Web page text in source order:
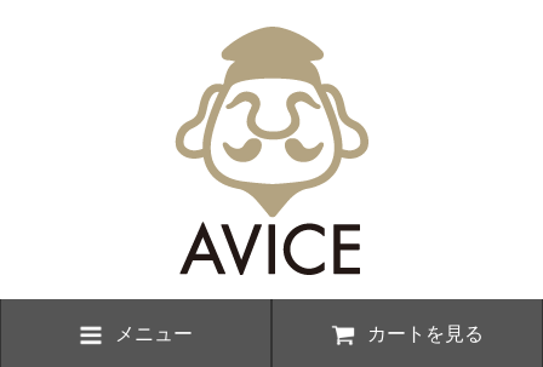
メニュー カートを見る